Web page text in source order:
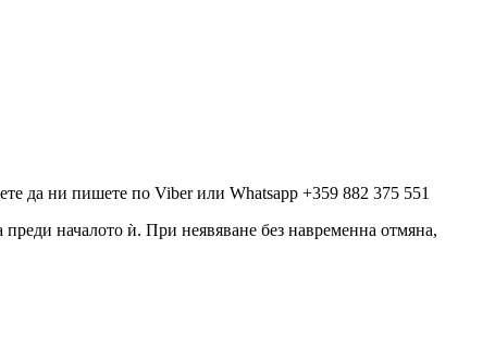
да ни пишете по Viber или Whatsapp +359 882 375 551
преди началото ѝ. При неявяване без навременна отмяна,